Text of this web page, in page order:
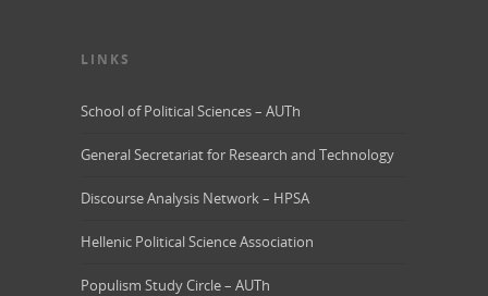
LINKS
School of Political Sciences – AUTh
General Secretariat for Research and Technology
Discourse Analysis Network – HPSA
Hellenic Political Science Association
Populism Study Circle – AUTh